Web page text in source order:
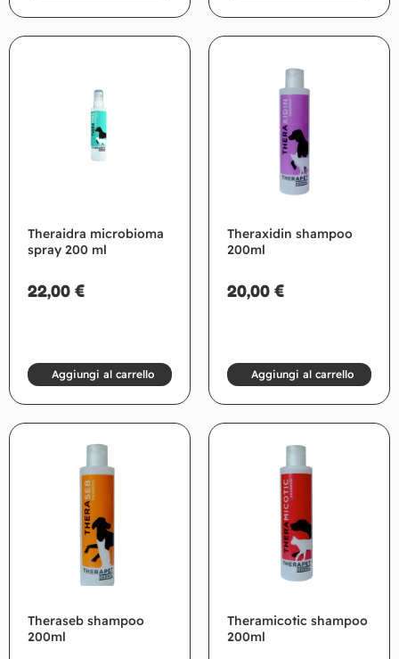
Theraidra microbioma
spray 200 ml
22,00 €
Aggiungi al carrello
Theraxidin shampoo
200ml
20,00 €
Aggiungi al carrello
Theraseb shampoo
200ml
Theramicotic shampoo
200ml